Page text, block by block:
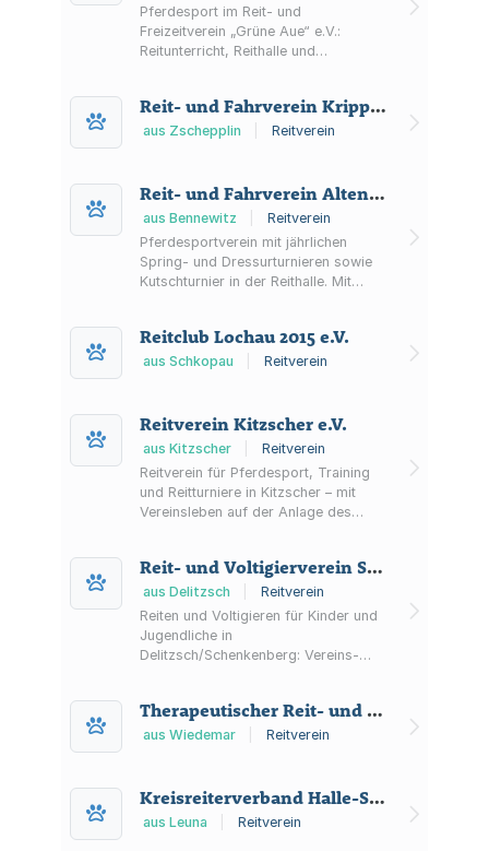
Pferdesport im Reit- und
Freizeitverein „Grüne Aue“ e.V.:
Reitunterricht, Reithalle und
nahe Lützen.
Reit- und Fahrverein Krippehna e.V.
aus Zschepplin Reitverein
Reit- und Fahrverein Altenbach e.V.
aus Bennewitz
Reitverein
Pferdesportverein mit jährlichen
Spring- und Dressurturnieren sowie
Kutschturnier in der Reithalle. Mit
Reitclub Lochau 2015 e.V.
aus Schkopau Reitverein
Reitverein Kitzscher e.V.
aus Kitzscher
Reitverein
Reitverein für Pferdesport, Training
und Reitturniere in Kitzscher – mit
Vereinsleben auf der Anlage des
Turnieren.
Reit- und Voltigierverein Schenkenberg e.V.
aus Delitzsch
Reitverein
Reiten und Voltigieren für Kinder und
Jugendliche in
Delitzsch/Schenkenberg: Vereins-
Fachschule Voltigieren.
Therapeutischer Reit- und Naturverein Zschernitz e.V.
aus Wiedemar Reitverein
Kreisreiterverband Halle-Saalekreis e.V.
aus Leuna Reitverein